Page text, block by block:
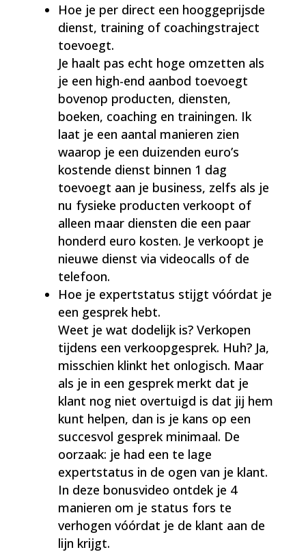
Hoe je per direct een hooggeprijsde
dienst, training of coachingstraject
toevoegt.
Je haalt pas echt hoge omzetten als
je een high-end aanbod toevoegt
bovenop producten, diensten,
boeken, coaching en trainingen. Ik
laat je een aantal manieren zien
waarop je een duizenden euro’s
kostende dienst binnen 1 dag
toevoegt aan je business, zelfs als je
nu fysieke producten verkoopt of
alleen maar diensten die een paar
honderd euro kosten. Je verkoopt je
nieuwe dienst via videocalls of de
telefoon.
Hoe je expertstatus stijgt vóórdat je
een gesprek hebt.
Weet je wat dodelijk is? Verkopen
tijdens een verkoopgesprek. Huh? Ja,
misschien klinkt het onlogisch. Maar
als je in een gesprek merkt dat je
klant nog niet overtuigd is dat jij hem
kunt helpen, dan is je kans op een
succesvol gesprek minimaal. De
oorzaak: je had een te lage
expertstatus in de ogen van je klant.
In deze bonusvideo ontdek je 4
manieren om je status fors te
verhogen vóórdat je de klant aan de
lijn krijgt.